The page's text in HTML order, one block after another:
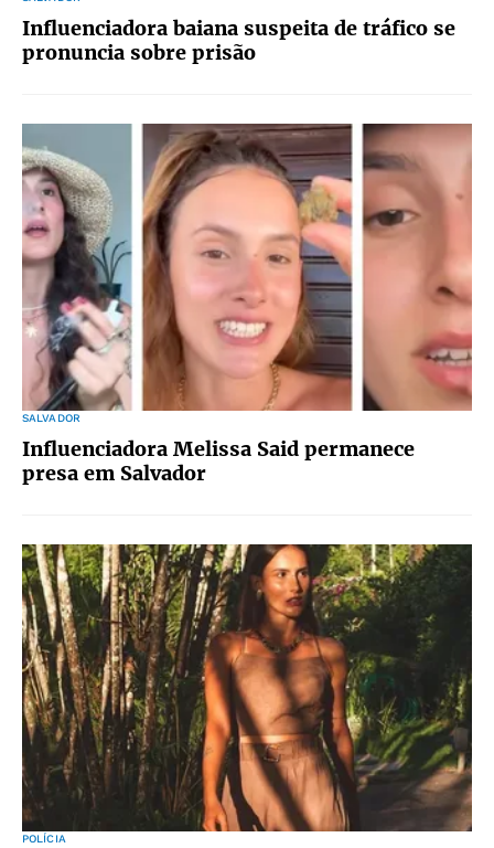
Influenciadora baiana suspeita de tráfico se
pronuncia sobre prisão
SALVADOR
Influenciadora Melissa Said permanece
presa em Salvador
POLÍCIA